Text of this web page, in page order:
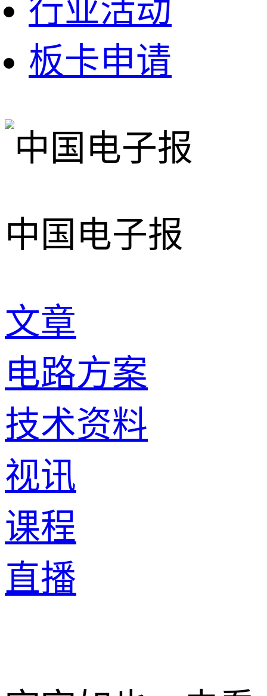
行业活动
板卡申请
中国电子报
文章
电路方案
技术资料
视讯
课程
直播